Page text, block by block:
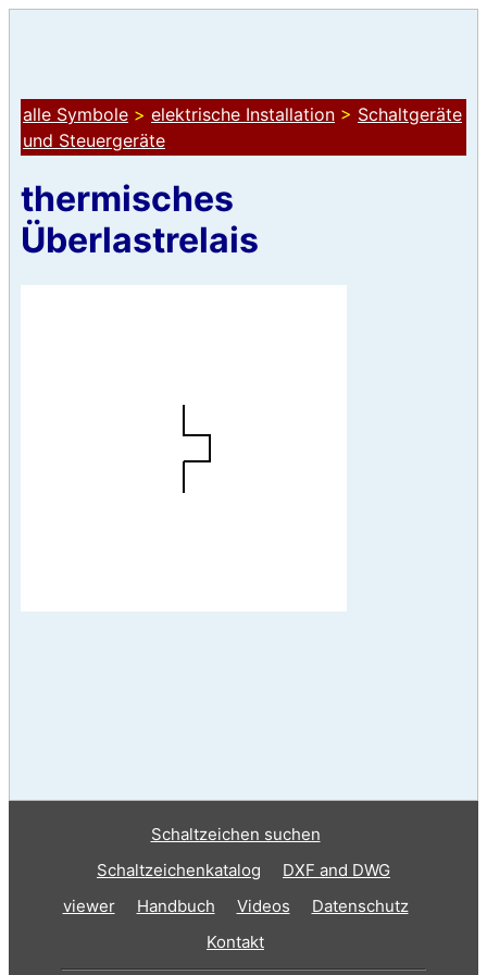
alle Symbole > elektrische Installation > Schaltgeräte
und Steuergeräte
thermisches
Überlastrelais
Schaltzeichen suchen
Schaltzeichenkatalog
DXF and DWG
viewer
Handbuch Videos
Datenschutz
Kontakt